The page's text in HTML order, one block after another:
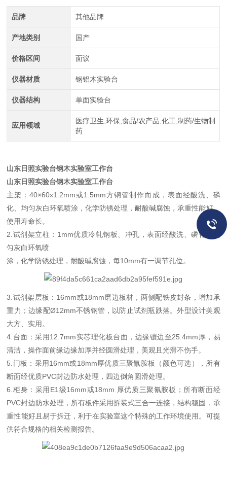
品牌 其他品牌
产地类别 国产
价格区间 面议
仪器材质 钢铝木实验台
仪器结构 单面实验台
应用领域
医疗卫生,环保,食品/农产品,化工,制药/生物制
药
山东日照实验台钢木实验室工作台
山东日照实验台钢木实验室工作台
主架：40×60x1.2mm或1.5mm方钢管制作而成，表面经酸洗、磷
化、均匀灰白环氧喷涂，化学防锈处理，耐酸碱腐蚀，承重性能好，
使用寿命长。
2.试剂架立柱：1mm优质冷轧钢板、冲孔，表面经酸洗、磷化、均
匀灰白环氧喷
涂，化学防锈处理，耐酸碱腐蚀，每10mm有一调节孔位。
3.试剂架层板：16mm或18mm磨边板材，两侧配铁皮封条，增加承
重力；边缘配Ø12mm不锈钢管，以防止试剂瓶跌落。外型设计美观
大方、实用。
4.台面：采用12.7mm实芯理化板台面，边缘镶边至25.4mm厚，易
清洁，操作面前缘边缘加厚并经圆滑处理，美观且光滑不伤手。
5.门板：采用16mm或18mm厚优质三聚氰胺板（颜色可选），所有
断面经优质PVC封边防水处理，四边倒角圆滑处理。
6.柜身：采用E1级16mm或18mm 厚优质三聚氰胺板；所有断面经
PVC封边防水处理，所有板件采用拆装式三合一连接，结构稳固，承
重性能好且易于拆迁，利于在实验室这个特殊的工作环境使用。可提
供符合规格的相关检测报告。